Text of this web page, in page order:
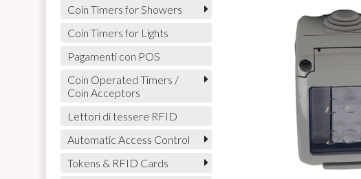
Coin Timers for Showers
Coin Timers for Lights
Pagamenti con POS
Coin Operated Timers /
Coin Acceptors
Lettori di tessere RFID
Automatic Access Control
Tokens & RFID Cards